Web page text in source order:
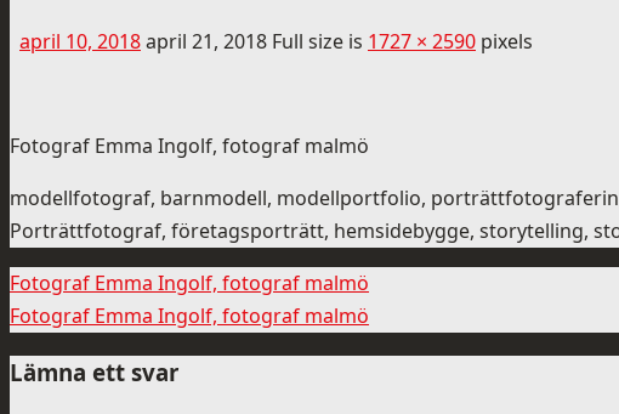
april 10, 2018april 21, 2018 Full size is 1727 × 2590 pixels
Fotograf Emma Ingolf, fotograf malmö
modellfotograf, barnmodell, modellportfolio,
Porträttfotograf, företagsporträtt, hemsidebygge, storytelling,
Fotograf Emma Ingolf, fotograf malmö
Fotograf Emma Ingolf, fotograf malmö
Lämna ett svar